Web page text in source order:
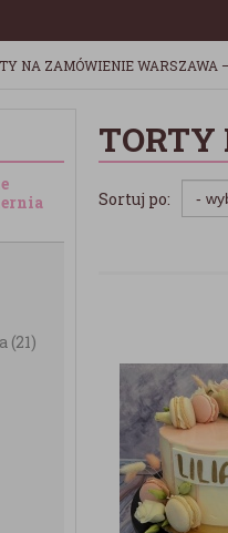
NA ZAMÓWIENIE WARSZAWA
(21)
TORTY
Sortuj po: